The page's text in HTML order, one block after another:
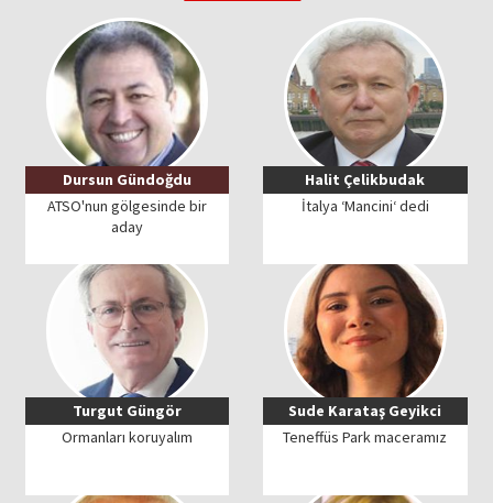
Dursun Gündoğdu
ATSO'nun gölgesinde bir
aday
Halit Çelikbudak
İtalya ‘Mancini‘ dedi
Turgut Güngör
Ormanları koruyalım
Sude Karataş Geyikci
Teneffüs Park maceramız